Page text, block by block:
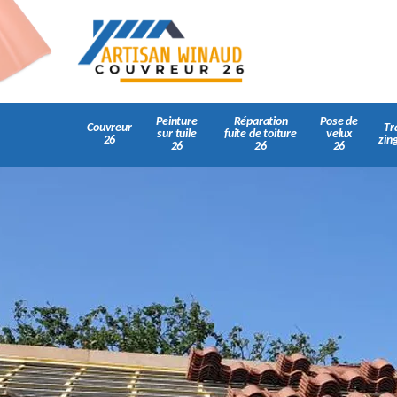
Couvreur
26
Peinture
sur tuile
26
Réparation
fuite de toiture
26
Pose de
velux
26